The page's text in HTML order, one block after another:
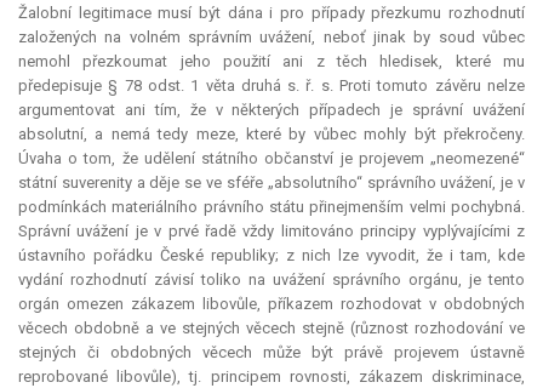
Žalobní legitimace musí být dána i pro případy přezkumu rozhodnutí
založených na volném správním uvážení, neboť jinak by soud vůbec
nemohl přezkoumat jeho použití ani z těch hledisek, které mu
předepisuje § 78 odst. 1 věta druhá s. ř. s. Proti tomuto závěru nelze
argumentovat ani tím, že v některých případech je správní uvážení
absolutní, a nemá tedy meze, které by vůbec mohly být překročeny.
Úvaha o tom, že udělení státního občanství je projevem „neomezené“
státní suverenity a děje se ve sféře „absolutního“ správního uvážení, je v
podmínkách materiálního právního státu přinejmenším velmi pochybná.
Správní uvážení je v prvé řadě vždy limitováno principy vyplývajícími z
ústavního pořádku České republiky; z nich lze vyvodit, že i tam, kde
vydání rozhodnutí závisí toliko na uvážení správního orgánu, je tento
orgán omezen zákazem libovůle, příkazem rozhodovat v obdobných
věcech obdobně a ve stejných věcech stejně (různost rozhodování ve
stejných či obdobných věcech může být právě projevem ústavně
reprobované libovůle), tj. principem rovnosti, zákazem diskriminace,